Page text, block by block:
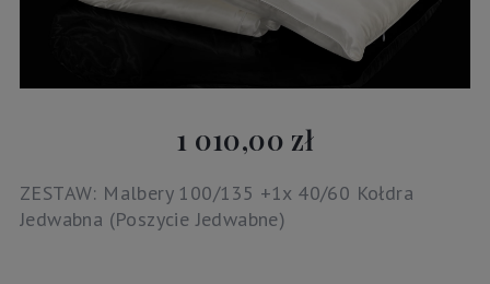
1 010,00 zł
ZESTAW: Malbery 100/135 +1x 40/60 Kołdra
Jedwabna (Poszycie Jedwabne)